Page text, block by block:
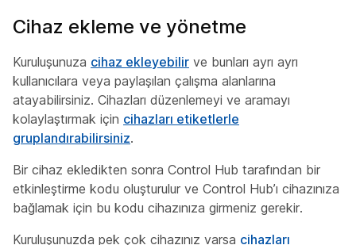
Cihaz ekleme ve yönetme
Kuruluşunuza cihaz ekleyebilir ve bunları ayrı ayrı
kullanıcılara veya paylaşılan çalışma alanlarına
atayabilirsiniz. Cihazları düzenlemeyi ve aramayı
kolaylaştırmak için cihazları etiketlerle
gruplandırabilirsiniz.
Bir cihaz ekledikten sonra Control Hub tarafından bir
etkinleştirme kodu oluşturulur ve Control Hub’ı cihazınıza
bağlamak için bu kodu cihazınıza girmeniz gerekir.
Kuruluşunuzda pek çok cihazınız varsa cihazları